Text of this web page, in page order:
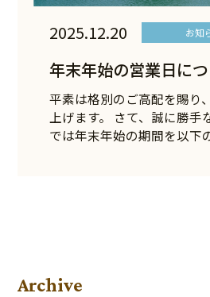
2025.12.20 お知
年末年始の営業日に
平素は格別のご高配を賜り
上げます。 さて、誠に勝
では年末年始の期間を以下
Archive